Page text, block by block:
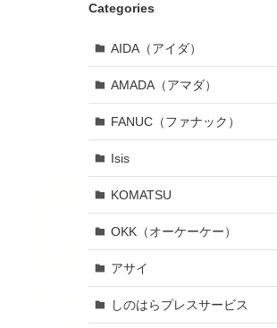
Categories
AIDA（アイダ）
AMADA（アマダ）
FANUC（ファナック）
Isis
KOMATSU
OKK（オーケーケー）
アサイ
しのはらプレスサービス